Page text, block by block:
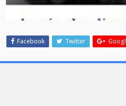
Facebook Twitter